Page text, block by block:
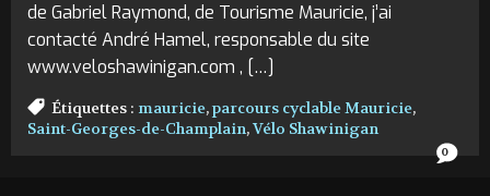
de Gabriel Raymond, de Tourisme Mauricie, j’ai
contacté André Hamel, responsable du site
www.veloshawinigan.com , […]
Étiquettes : mauricie,parcours cyclable Mauricie,
Saint-Georges-de-Champlain,Vélo Shawinigan
0